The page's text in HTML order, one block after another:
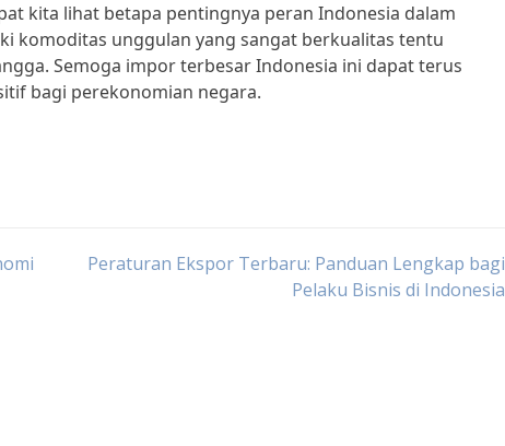
kita lihat betapa pentingnya peran Indonesia dalam
komoditas unggulan yang sangat berkualitas tentu
Semoga impor terbesar Indonesia ini dapat terus
bagi perekonomian negara.
Peraturan Ekspor Terbaru: Panduan Lengkap bagi
Pelaku Bisnis di Indonesia